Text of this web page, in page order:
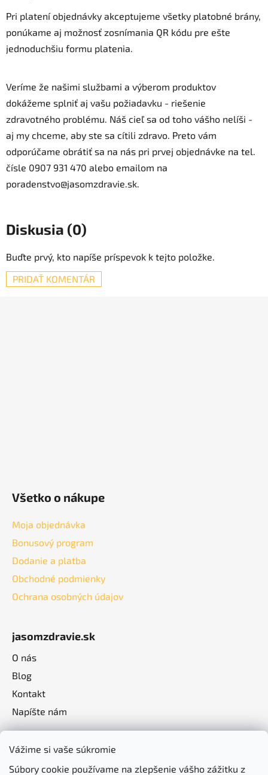
Vážime si vaše súkromie
Súbory cookie používame na zlepšenie vášho zážitku z
Pri platení objednávky akceptujeme všetky platobné brány,
ponúkame aj možnosť zosnímania QR kódu pre ešte
jednoduchšiu formu platenia.
Veríme že našimi službami a výberom produktov
dokážeme splniť aj vašu požiadavku - riešenie
zdravotného problému. Náš cieľ sa od toho vášho nelíši -
aj my chceme, aby ste sa cítili zdravo. Preto vám
odporúčame obrátiť sa na nás pri prvej objednávke na tel.
čísle 0907 931 470 alebo emailom na
poradenstvo@jasomzdravie.sk.
Diskusia (0)
Buďte prvý, kto napíše príspevok k tejto položke.
PRIDAŤ KOMENTÁR
Všetko o nákupe
Moja objednávka
Bonusový program
Dodanie a platba
Obchodné podmienky
Ochrana osobných údajov
jasomzdravie.sk
O nás
Blog
Kontakt
Napíšte nám